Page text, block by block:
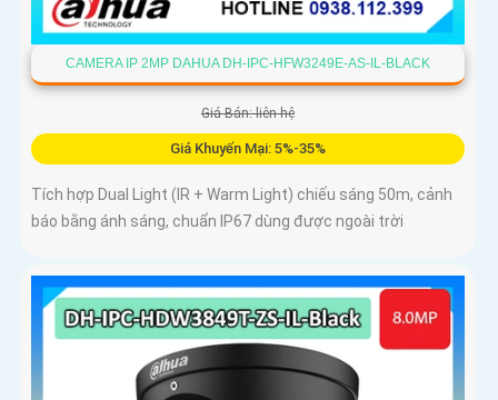
CAMERA IP 2MP DAHUA DH-IPC-HFW3249E-AS-IL-BLACK
Giá Bán: liên hệ
Giá Khuyến Mại: 5%-35%
Tích hợp Dual Light (IR + Warm Light) chiếu sáng 50m, cảnh
báo bằng ánh sáng, chuẩn IP67 dùng được ngoài trời